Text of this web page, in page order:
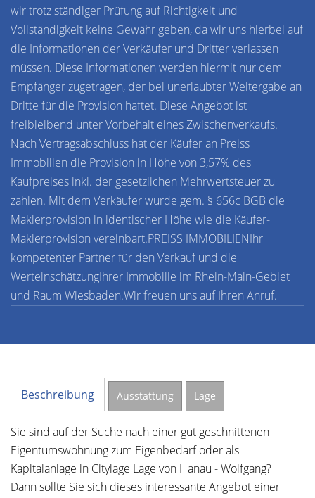
wir trotz ständiger Prüfung auf Richtigkeit und
Vollständigkeit keine Gewähr geben, da wir uns hierbei auf
die Informationen der Verkäufer und Dritter verlassen
müssen. Diese Informationen werden hiermit nur dem
Empfänger zugetragen, der bei unerlaubter Weitergabe an
Dritte für die Provision haftet. Diese Angebot ist
freibleibend unter Vorbehalt eines Zwischenverkaufs.
Nach Vertragsabschluss hat der Käufer an Preiss
Immobilien die Provision in Höhe von 3,57% des
Kaufpreises inkl. der gesetzlichen Mehrwertsteuer zu
zahlen. Mit dem Verkäufer wurde gem. § 656c BGB die
Maklerprovision in identischer Höhe wie die Käufer-
Maklerprovision vereinbart.PREISS IMMOBILIENIhr
kompetenter Partner für den Verkauf und die
WerteinschätzungIhrer Immobilie im Rhein-Main-Gebiet
und Raum Wiesbaden.Wir freuen uns auf Ihren Anruf.
Beschreibung Ausstattung Lage
Sie sind auf der Suche nach einer gut geschnittenen
Eigentumswohnung zum Eigenbedarf oder als
Kapitalanlage in Citylage Lage von Hanau - Wolfgang?
Dann sollte Sie sich dieses interessante Angebot einer